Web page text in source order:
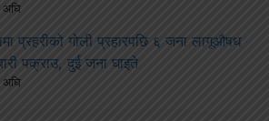
अघि
प्रहरीको गोली प्रहारपछि ६ जना लागूऔषध
पक्राउ, दुई जना घाइते
अघि